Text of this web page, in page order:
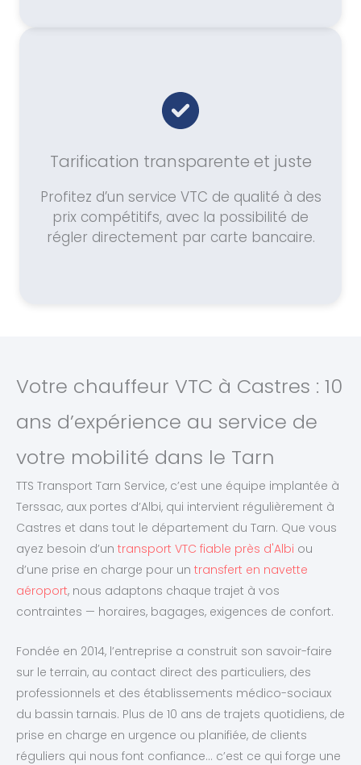
Tarification transparente et juste
Profitez d’un service VTC de qualité à des
prix compétitifs, avec la possibilité de
régler directement par carte bancaire.
Votre chauffeur VTC à Castres : 10
ans d’expérience au service de
votre mobilité dans le Tarn
TTS Transport Tarn Service, c’est une équipe implantée à
Terssac, aux portes d’Albi, qui intervient régulièrement à
Castres et dans tout le département du Tarn. Que vous
ayez besoin d’un transport VTC fiable près d'Albi ou
d’une prise en charge pour un transfert en navette
aéroport, nous adaptons chaque trajet à vos
contraintes — horaires, bagages, exigences de confort.
Fondée en 2014, l’entreprise a construit son savoir-faire
sur le terrain, au contact direct des particuliers, des
professionnels et des établissements médico-sociaux
du bassin tarnais. Plus de 10 ans de trajets quotidiens, de
prise en charge en urgence ou planifiée, de clients
réguliers qui nous font confiance… c’est ce qui forge une